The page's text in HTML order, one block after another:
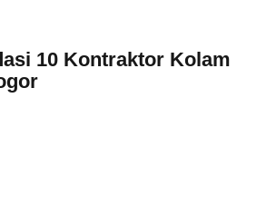
10 Kontraktor Kolam